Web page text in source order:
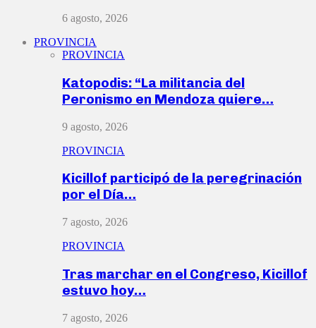
6 agosto, 2026
PROVINCIA
PROVINCIA
Katopodis: “La militancia del
Peronismo en Mendoza quiere…
9 agosto, 2026
PROVINCIA
Kicillof participó de la peregrinación
por el Día…
7 agosto, 2026
PROVINCIA
Tras marchar en el Congreso, Kicillof
estuvo hoy…
7 agosto, 2026